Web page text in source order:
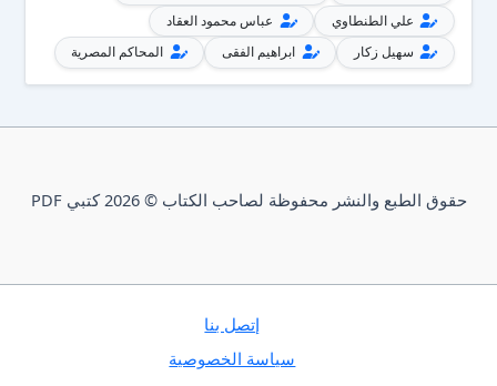
علي الطنطاوي
عباس محمود العقاد
سهيل زكار
ابراهيم الفقى المحاكم المصرية
حقوق الطبع والنشر محفوظة لصاحب الكتاب © 2026 كتبي PDF
إتصل بنا
سياسة الخصوصية